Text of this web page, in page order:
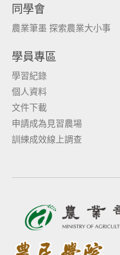
同學會
農業筆墨 探索農業大小事
學員專區
學習紀錄
個人資料
文件下載
申請成為見習農場
訓練成效線上調查